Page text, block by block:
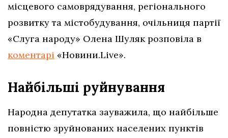
місцевого самоврядування, регіонального
розвитку та містобудування, очільниця партії
«Слуга народу» Олена Шуляк розповіла в
коментарі «Новини.Live».
Найбільші руйнування
Народна депутатка зауважила, що найбільше
повністю зруйнованих населених пунктів